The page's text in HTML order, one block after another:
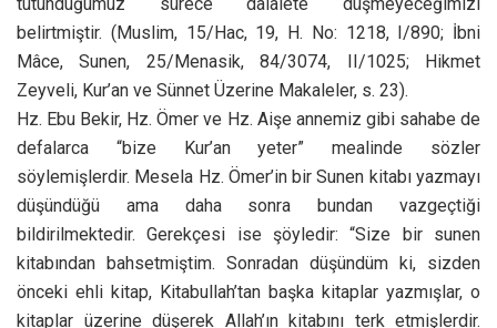
belirtmiştir. (Muslim, 15/Hac, 19, H. No: 1218, I/890; İbni
Mâce, Sunen, 25/Menasik, 84/3074, II/1025; Hikmet
Zeyveli, Kur’an ve Sünnet Üzerine Makaleler, s. 23).
Hz. Ebu Bekir, Hz. Ömer ve Hz. Aişe annemiz gibi sahabe de
defalarca “bize Kur’an yeter” mealinde sözler
söylemişlerdir. Mesela Hz. Ömer’in bir Sunen kitabı yazmayı
düşündüğü ama daha sonra bundan vazgeçtiği
bildirilmektedir. Gerekçesi ise şöyledir: “Size bir sunen
kitabından bahsetmiştim. Sonradan düşündüm ki, sizden
önceki ehli kitap, Kitabullah’tan başka kitaplar yazmışlar, o
kitaplar üzerine düşerek Allah’ın kitabını terk etmişlerdir.